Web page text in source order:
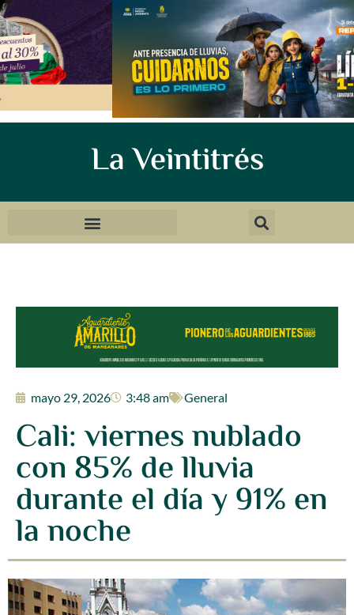
La Veintitrés
mayo 29, 2026 3:48 am General
Cali: viernes nublado
con 85% de lluvia
durante el día y 91% en
la noche